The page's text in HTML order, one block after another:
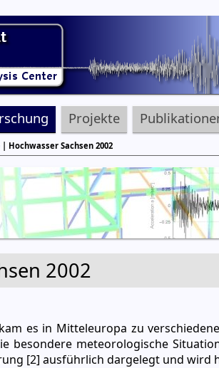
Projekte
| Hochwasser Sachsen 2002
2002
es in Mitteleuropa zu
besondere meteorologische
[2] ausführlich dargelegt und wird